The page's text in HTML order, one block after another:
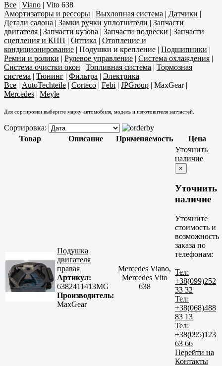
Все | Viano | Vito 638
Амортизаторы и рессоры | Выхлопная система | Датчики |
Детали салона | Замки ручки уплотнители | Запчасти
двигателя | Запчасти кузова | Запчасти подвески | Запчасти
сцепления и КПП | Оптика | Отопление и
кондиционирование | Подушки и крепление | Подшипники |
Ремни и ролики | Рулевое управление | Система охлаждения |
Система очистки окон | Топливная система | Тормозная
система | Тюнинг | Фильтра | Электрика
Все | AutoTechteile | Corteco | Febi | JPGroup | MaxGear|
Mercedes | Meyle
Для сортировки выберите марку автомобиля, модель и изготовителя запчастей.
Сортировка:
Товар
Описание Применяемость Цена
Подушка
двигателя
правая
Артикул:
6382411413MG
Производитель:
MaxGear
Mercedes Viano,
Mercedes Vito
638
Уточнить
наличие
×
Уточнить
наличие
Уточните
стоимость и
возможность
заказа по
телефонам:
Тел:
+38(099)252
33 32
Тел:
+38(068)488
83 13
Тел:
+38(095)123
63 66
Перейти на
Контакты